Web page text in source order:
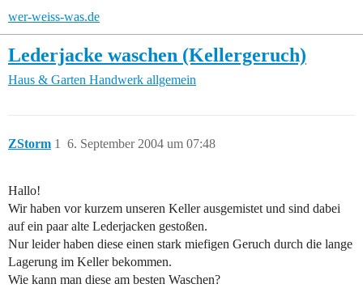
wer-weiss-was.de
Lederjacke waschen (Kellergeruch)
Haus & Garten Handwerk allgemein
ZStorm 6. September 2004 um 07:48
1
Hallo!
Wir haben vor kurzem unseren Keller ausgemistet und sind dabei
auf ein paar alte Lederjacken gestoßen.
Nur leider haben diese einen stark miefigen Geruch durch die lange
Lagerung im Keller bekommen.
Wie kann man diese am besten Waschen?